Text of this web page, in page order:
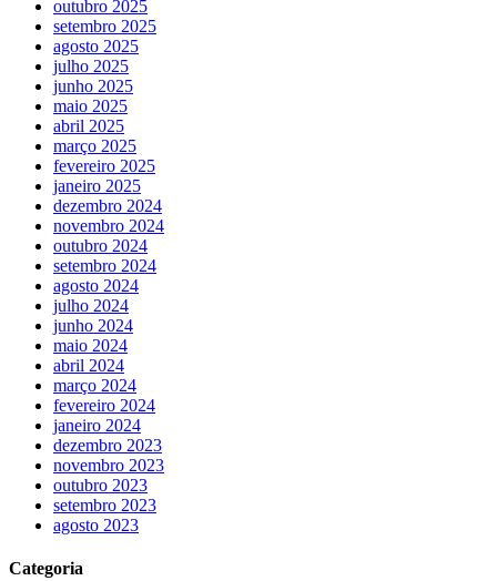
outubro 2025
setembro 2025
agosto 2025
julho 2025
junho 2025
maio 2025
abril 2025
março 2025
fevereiro 2025
janeiro 2025
dezembro 2024
novembro 2024
outubro 2024
setembro 2024
agosto 2024
julho 2024
junho 2024
maio 2024
abril 2024
março 2024
fevereiro 2024
janeiro 2024
dezembro 2023
novembro 2023
outubro 2023
setembro 2023
agosto 2023
Categoria